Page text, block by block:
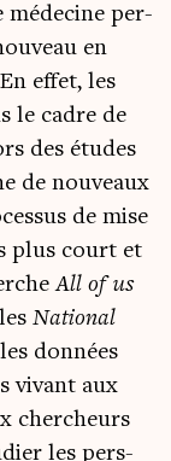
méde­cine per­
en
effet, les
le cadre de
des études
de nou­veaux
de mise
plus court et
All of us
Natio­nal
don­nées
vivant aux
cher­cheurs
les pers­